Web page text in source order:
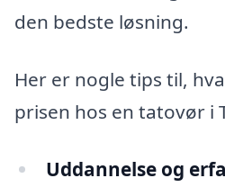
den bedste løsning.
Her er nogle tips til,
prisen hos en tatovør i
Uddannelse og